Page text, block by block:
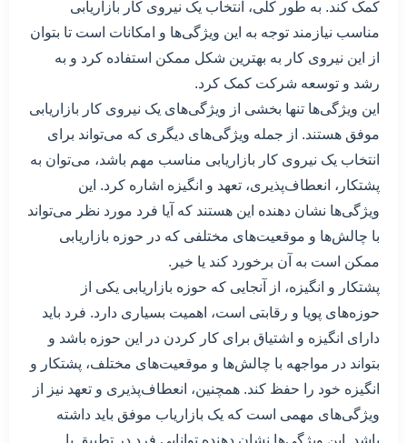
کمک کند. به طور کلی، انتخاب یک نیروی کار بازاریابی
مناسب نیازمند توجه به این ویژگی‌ها و امکانات است تا بتوان
از این نیروی کار به بهترین شکل ممکن استفاده کرد و به
رشد و توسعه شرکت کمک کرد.
این ویژگی‌ها تنها بخشی از ویژگی‌های یک نیروی کار بازاریابی
موفق هستند. از جمله ویژگی‌های دیگری که می‌تواند برای
انتخاب یک نیروی کار بازاریابی مناسب مهم باشد، می‌توان به
پشتکار، انعطاف‌پذیری، تعهد و انگیزه اشاره کرد. این
ویژگی‌ها نشان دهنده این هستند که آیا فرد مورد نظر می‌تواند
با چالش‌ها و موقعیت‌های مختلفی که در حوزه بازاریابی
ممکن است به آن برخورد کند یا خیر.
پشتکار و انگیزه، از آنجایی که حوزه بازاریابی یکی از
حوزه‌های پویا و رقابتی است، اهمیت بسیاری دارد. فرد باید
دارای انگیزه و اشتیاق برای کار کردن در این حوزه باشد و
بتواند در مواجهه با چالش‌ها و موقعیت‌های مختلف، پشتکار و
انگیزه خود را حفظ کند. همچنین، انعطاف‌پذیری و تعهد نیز از
ویژگی‌های مهمی است که یک بازاریاب موفق باید داشته
باشد. این ویژگی‌ها نشان دهنده توانایی فرد در تطبیق با